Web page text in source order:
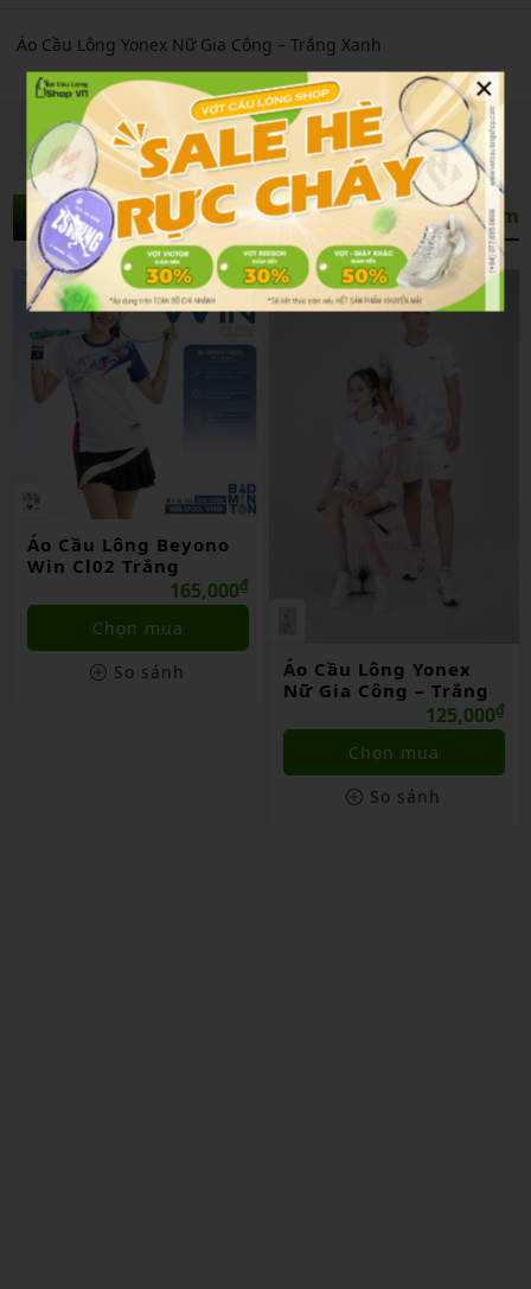
Áo Cầu Lông Yonex Nữ Gia Công – Trắng Xanh
Sản Phẩm Liên Quan Xem thêm
Áo Cầu Lông Beyono
Win Cl02 Trắng
165,000₫
Chọn mua
So sánh
Áo Cầu Lông Yonex
Nữ Gia Công – Trắng
125,000₫
Chọn mua
So sánh
×